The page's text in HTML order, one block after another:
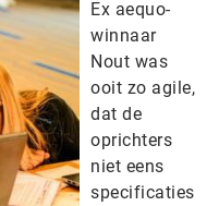
Ex aequo-
winnaar
Nout was
ooit zo agile,
dat de
oprichters
niet eens
specificaties